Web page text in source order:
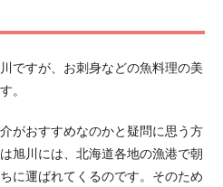
ですが、お刺身などの魚料理の美
。
がおすすめなのかと疑問に思う方
旭川には、北海道各地の漁港で朝
に運ばれてくるのです。そのため